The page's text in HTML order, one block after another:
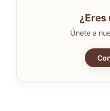
¿Eres
Únete a